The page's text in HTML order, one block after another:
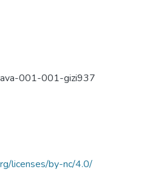
001-001-gizi937
licenses/by-nc/4.0/